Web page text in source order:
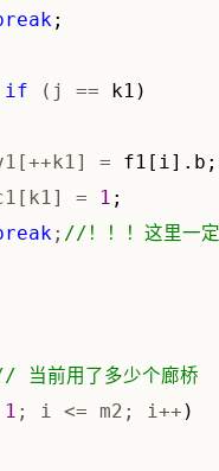
if (j ==
=
=
1
; // ！！！这里一
当前用了多少个廊桥
1 ; i <= m2; i++